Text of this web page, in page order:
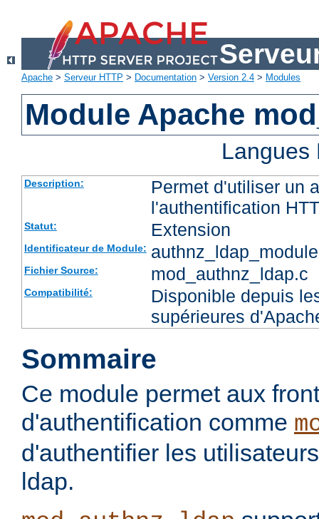
Apache > Serveur HTTP > Documentation > Version 2.4 > Modules
Module Apache
Description:
Permet d'utiliser un
l'authentification
Statut: Extension
Identificateur de Module: authnz_ldap_module
Fichier Source: mod_authnz_ldap.c
Compatibilité:
Disponible depuis
supérieures
Sommaire
Ce module permet aux
d'authentification comme
d'authentifier les
ldap.